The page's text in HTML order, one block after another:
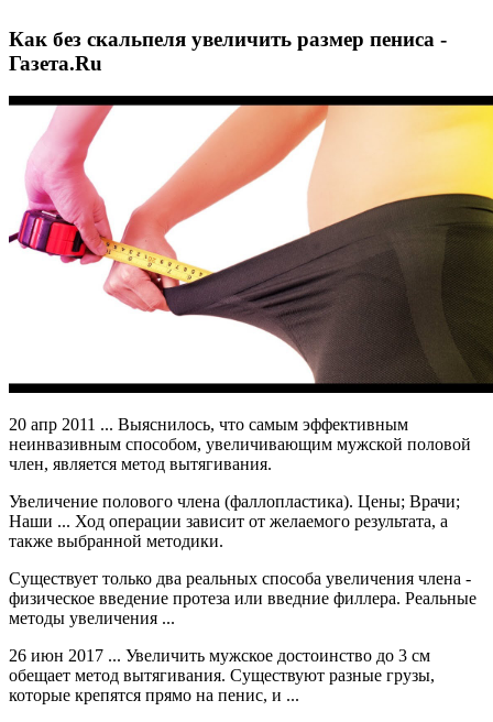
Как без скальпеля увеличить размер пениса -
Газета.Ru
20 апр 2011 ... Выяснилось, что самым эффективным
неинвазивным способом, увеличивающим мужской половой
член, является метод вытягивания.
Увеличение полового члена (фаллопластика). Цены; Врачи;
Наши ... Ход операции зависит от желаемого результата, а
также выбранной методики.
Существует только два реальных способа увеличения члена -
физическое введение протеза или введние филлера. Реальные
методы увеличения ...
26 июн 2017 ... Увеличить мужское достоинство до 3 см
обещает метод вытягивания. Существуют разные грузы,
которые крепятся прямо на пенис, и ...